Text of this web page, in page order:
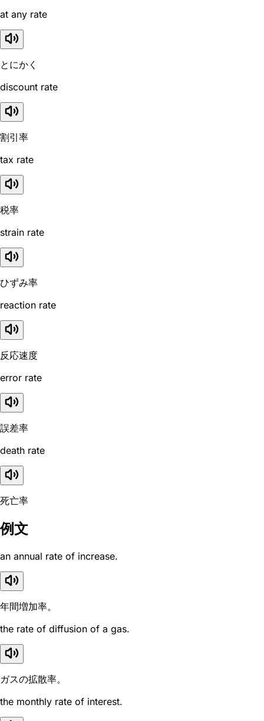
at any rate
とにかく
discount rate
割引率
tax rate
税率
strain rate
ひずみ率
reaction rate
反応速度
error rate
誤差率
death rate
死亡率
例文
an annual rate of increase.
年間増加率。
the rate of diffusion of a gas.
ガスの拡散率。
the monthly rate of interest.